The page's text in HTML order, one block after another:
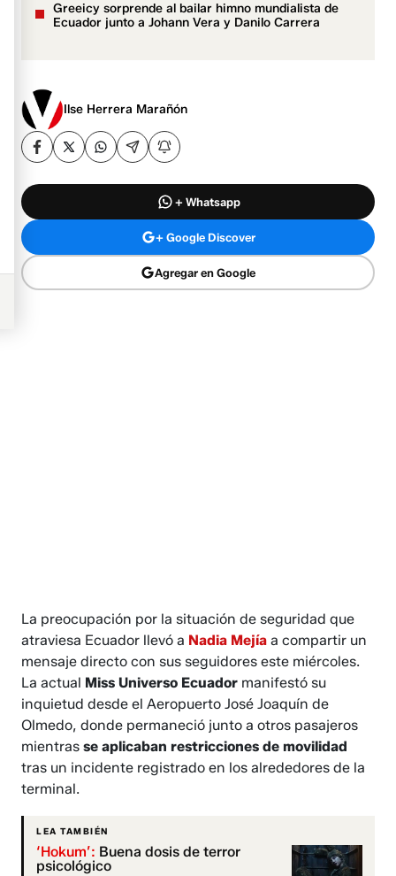
Greeicy sorprende al bailar himno mundialista de
Ecuador junto a Johann Vera y Danilo Carrera
Ilse Herrera Marañón
+ Whatsapp
+ Google Discover
Agregar en Google
La preocupación por la situación de seguridad que
atraviesa Ecuador llevó a Nadia Mejía a compartir un
mensaje directo con sus seguidores este miércoles.
La actual Miss Universo Ecuador manifestó su
inquietud desde el Aeropuerto José Joaquín de
Olmedo, donde permaneció junto a otros pasajeros
mientrasse aplicaban restricciones de movilidad
tras un incidente registrado en los alrededores de la
terminal.
LEA TAMBIÉN
‘Hokum’: Buena dosis de terror
psicológico